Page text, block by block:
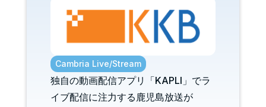
Cambria Live/Stream
独自の動画配信アプリ「KAPLI」でラ
イブ配信に注力する鹿児島放送が